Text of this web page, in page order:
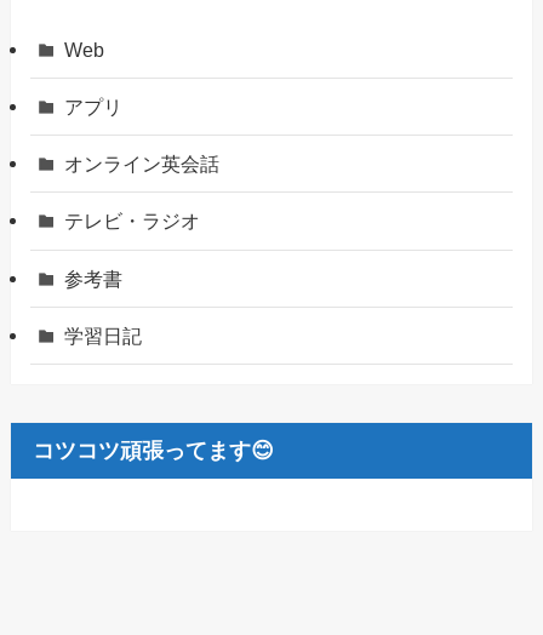
Web
アプリ
オンライン英会話
テレビ・ラジオ
参考書
学習日記
コツコツ頑張ってます😊